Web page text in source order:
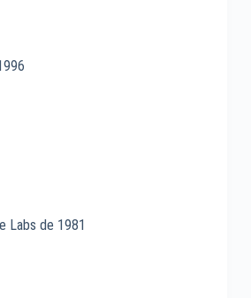
Labs de 1981